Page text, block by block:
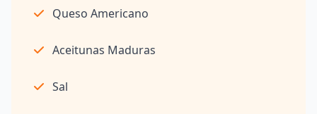
Queso Americano
Aceitunas Maduras
Sal